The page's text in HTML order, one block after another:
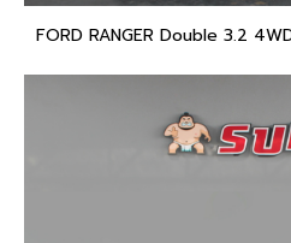
FORD RANGER Double 3.2